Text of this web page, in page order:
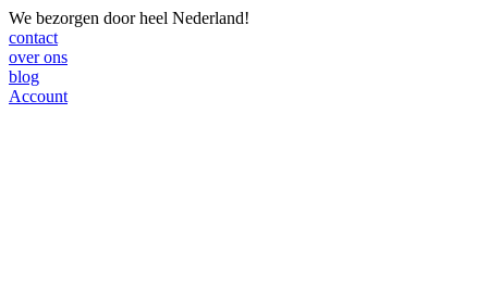
We bezorgen door heel Nederland!
contact
over ons
blog
Account